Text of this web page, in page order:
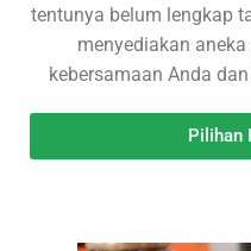
tentunya belum lengkap
menyediakan
kebersamaan Anda
Pilihan